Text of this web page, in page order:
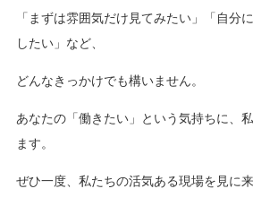
「まずは雰囲気だけ見てみたい」「自分
したい」など、
どんなきっかけでも構いません。
あなたの「働きたい」という気持ちに、
ます。
ぜひ一度、私たちの活気ある現場を見に来